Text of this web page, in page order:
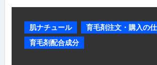
肌ナチュール
育毛剤注文・購入の
育毛剤配合成分